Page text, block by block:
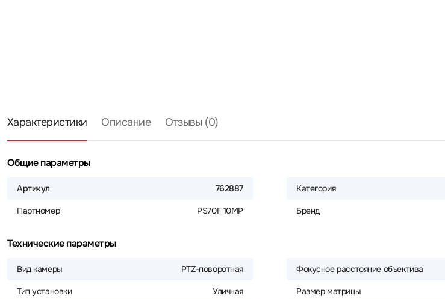
Характеристики Описание Отзывы (0)
Общие параметры
Артикул 762887
Партномер PS70F 10MP
Категория
Бренд
Технические параметры
Вид камеры PTZ-поворотная
Тип установки Уличная
Фокусное расстояние объектива
Размер матрицы